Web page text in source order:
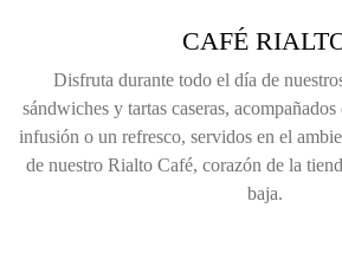
CAFÉ
Disfruta durante todo el día de
sándwiches y tartas caseras,
infusión o un refresco, servidos en el
de nuestro Rialto Café, corazón de la
baja.